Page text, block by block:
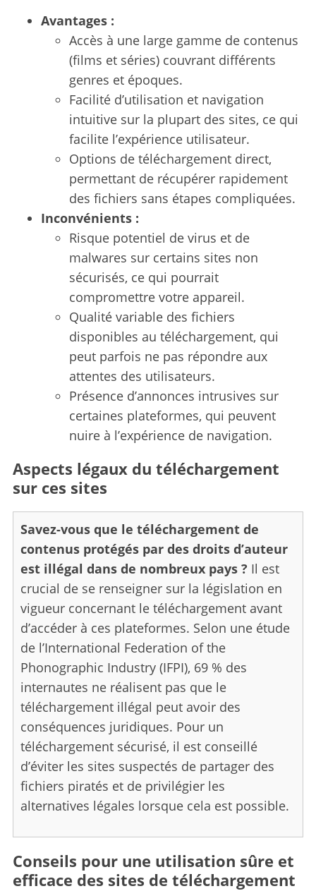
Avantages :
Accès à une large gamme de contenus
(films et séries) couvrant différents
genres et époques.
Facilité d’utilisation et navigation
intuitive sur la plupart des sites, ce qui
facilite l’expérience utilisateur.
Options de téléchargement direct,
permettant de récupérer rapidement
des fichiers sans étapes compliquées.
Inconvénients :
Risque potentiel de virus et de
malwares sur certains sites non
sécurisés, ce qui pourrait
compromettre votre appareil.
Qualité variable des fichiers
disponibles au téléchargement, qui
peut parfois ne pas répondre aux
attentes des utilisateurs.
Présence d’annonces intrusives sur
certaines plateformes, qui peuvent
nuire à l’expérience de navigation.
Aspects légaux du téléchargement
sur ces sites
Savez-vous que le téléchargement de
contenus protégés par des droits d’auteur
est illégal dans de nombreux pays ? Il est
crucial de se renseigner sur la législation en
vigueur concernant le téléchargement avant
d’accéder à ces plateformes. Selon une étude
de l’International Federation of the
Phonographic Industry (IFPI), 69 % des
internautes ne réalisent pas que le
téléchargement illégal peut avoir des
conséquences juridiques. Pour un
téléchargement sécurisé, il est conseillé
d’éviter les sites suspectés de partager des
fichiers piratés et de privilégier les
alternatives légales lorsque cela est possible.
Conseils pour une utilisation sûre et
efficace des sites de téléchargement